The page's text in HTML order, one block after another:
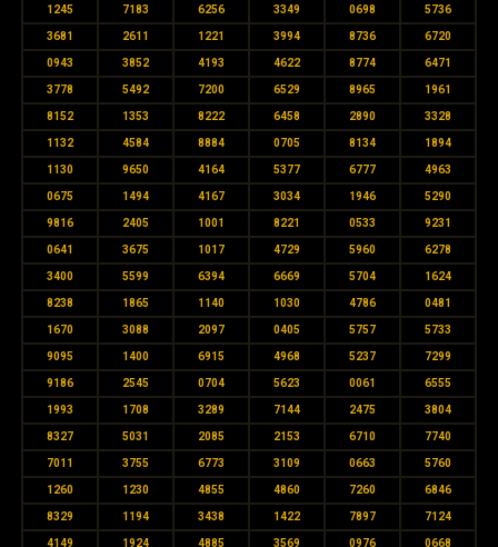
1245 7183 6256 3349 0698 5736
3681 2611 1221 3994 8736 6720
0943 3852 4193 4622 8774 6471
3778 5492 7200 6529 8965 1961
8152 1353 8222 6458 2890 3328
1132 4584 8884 0705 8134 1894
1130 9650 4164 5377 6777 4963
0675 1494 4167 3034 1946 5290
9816 2405 1001 8221 0533 9231
0641 3675 1017 4729 5960 6278
3400 5599 6394 6669 5704 1624
8238 1865 1140 1030 4786 0481
1670 3088 2097 0405 5757 5733
9095 1400 6915 4968 5237 7299
9186 2545 0704 5623 0061 6555
1993 1708 3289 7144 2475 3804
8327 5031 2085 2153 6710 7740
7011 3755 6773 3109 0663 5760
1260 1230 4855 4860 7260 6846
8329 1194 3438 1422 7897 7124
4149 1924 4885 3569 0976 0668